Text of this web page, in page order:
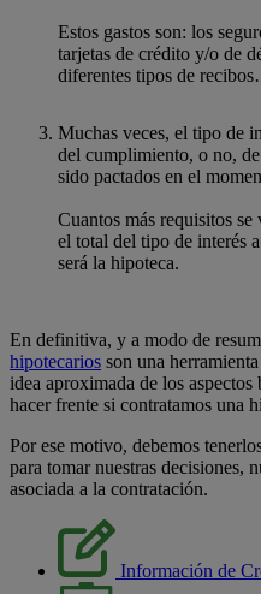
Estos gastos son: los
tarjetas de crédito y/o de
diferentes tipos de
Muchas veces, el tipo de
del cumplimiento, o no, de
sido pactados en el
Cuantos más requisitos
el total del tipo de interés
será la hipoteca.
En definitiva, y a modo de
hipotecarios son una
idea aproximada de los
hacer frente si contratamos una
Por ese motivo, debemos
para tomar nuestras decisiones,
asociada a la contratación.
Información de